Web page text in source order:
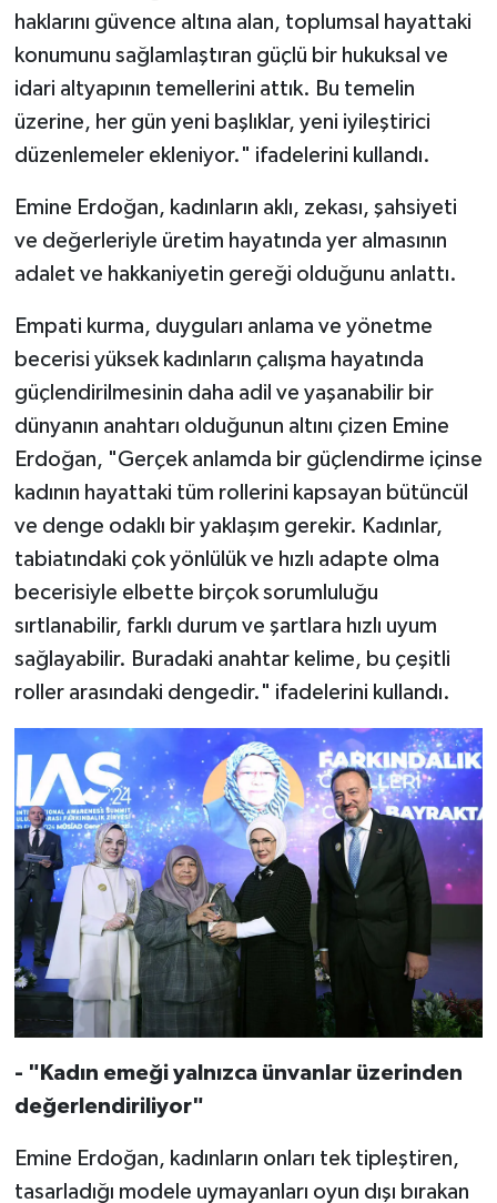
haklarını güvence altına alan, toplumsal hayattaki
konumunu sağlamlaştıran güçlü bir hukuksal ve
idari altyapının temellerini attık. Bu temelin
üzerine, her gün yeni başlıklar, yeni iyileştirici
düzenlemeler ekleniyor." ifadelerini kullandı.
Emine Erdoğan, kadınların aklı, zekası, şahsiyeti
ve değerleriyle üretim hayatında yer almasının
adalet ve hakkaniyetin gereği olduğunu anlattı.
Empati kurma, duyguları anlama ve yönetme
becerisi yüksek kadınların çalışma hayatında
güçlendirilmesinin daha adil ve yaşanabilir bir
dünyanın anahtarı olduğunun altını çizen Emine
Erdoğan, "Gerçek anlamda bir güçlendirme içinse
kadının hayattaki tüm rollerini kapsayan bütüncül
ve denge odaklı bir yaklaşım gerekir. Kadınlar,
tabiatındaki çok yönlülük ve hızlı adapte olma
becerisiyle elbette birçok sorumluluğu
sırtlanabilir, farklı durum ve şartlara hızlı uyum
sağlayabilir. Buradaki anahtar kelime, bu çeşitli
roller arasındaki dengedir." ifadelerini kullandı.
- "Kadın emeği yalnızca ünvanlar üzerinden
değerlendiriliyor"
Emine Erdoğan, kadınların onları tek tipleştiren,
tasarladığı modele uymayanları oyun dışı bırakan